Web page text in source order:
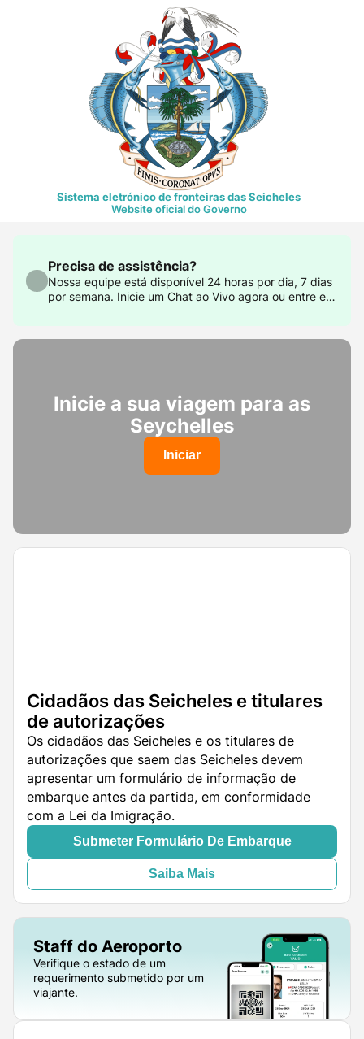
Sistema eletrónico de fronteiras das Seicheles
Website oficial do Governo
Precisa de assistência?
Nossa equipe está disponível 24 horas por dia, 7 dias
por semana. Inicie um Chat ao Vivo agora ou entre em
Inicie a sua viagem para as
Seychelles
Iniciar
Cidadãos das Seicheles e titulares
de autorizações
Os cidadãos das Seicheles e os titulares de
autorizações que saem das Seicheles devem
apresentar um formulário de informação de
embarque antes da partida, em conformidade
com a Lei da Imigração.
Submeter Formulário De Embarque
Saiba Mais
Staff do Aeroporto
Verifique o estado de um
requerimento submetido por um
viajante.